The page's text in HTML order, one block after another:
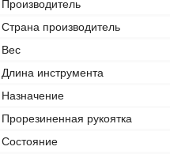
Производитель
Страна производитель
Вес
Длина инструмента
Назначение
Прорезиненная рукоятка
Состояние